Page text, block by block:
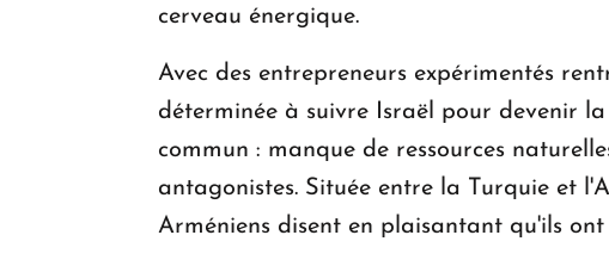
cerveau énergique.
Avec des entrepreneurs expérimentés
déterminée à suivre Israël pour devenir
commun : manque de ressources
antagonistes. Située entre la Turquie et
Arméniens disent en plaisantant qu'ils